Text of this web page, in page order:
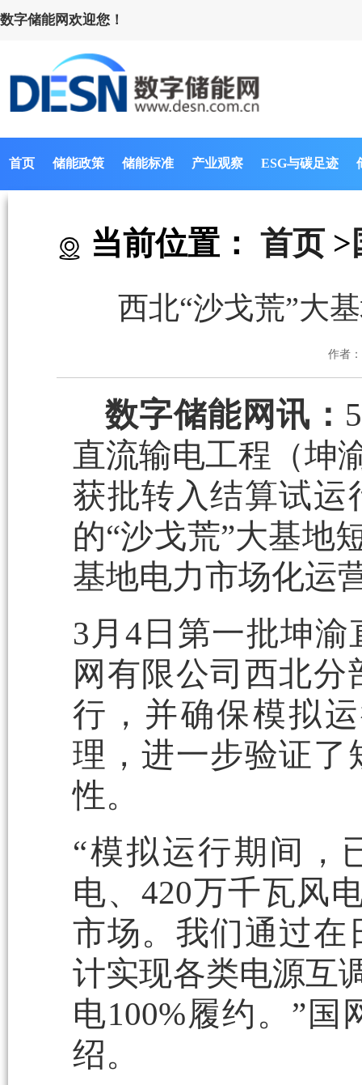
数字储能网欢迎您！
首页 储能政策 储能标准 产业观察 ESG与碳足迹
当前位置： 首页 >
西北“沙戈荒”大
作者
数字储能网讯：
直流输电工程（坤
获批转入结算试运
的“沙戈荒”大基地
基地电力市场化运
3月4日第一批坤
网有限公司西北
行，并确保模拟
理，进一步验证了
性。
“模拟运行期间，
电、420万千瓦风
市场。我们通过在
计实现各类电源互
电100%履约。”
绍。